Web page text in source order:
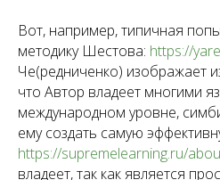
Вот, например, типичная
методику Шестова: https://
Че(редниченко) изображает
что Автор владеет многими
международном уровне,
ему создать самую
https://supremelearning.ru/
владеет, так как является